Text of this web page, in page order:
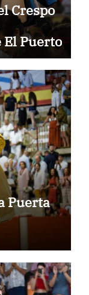
Crespo
El Puerto
Puerta